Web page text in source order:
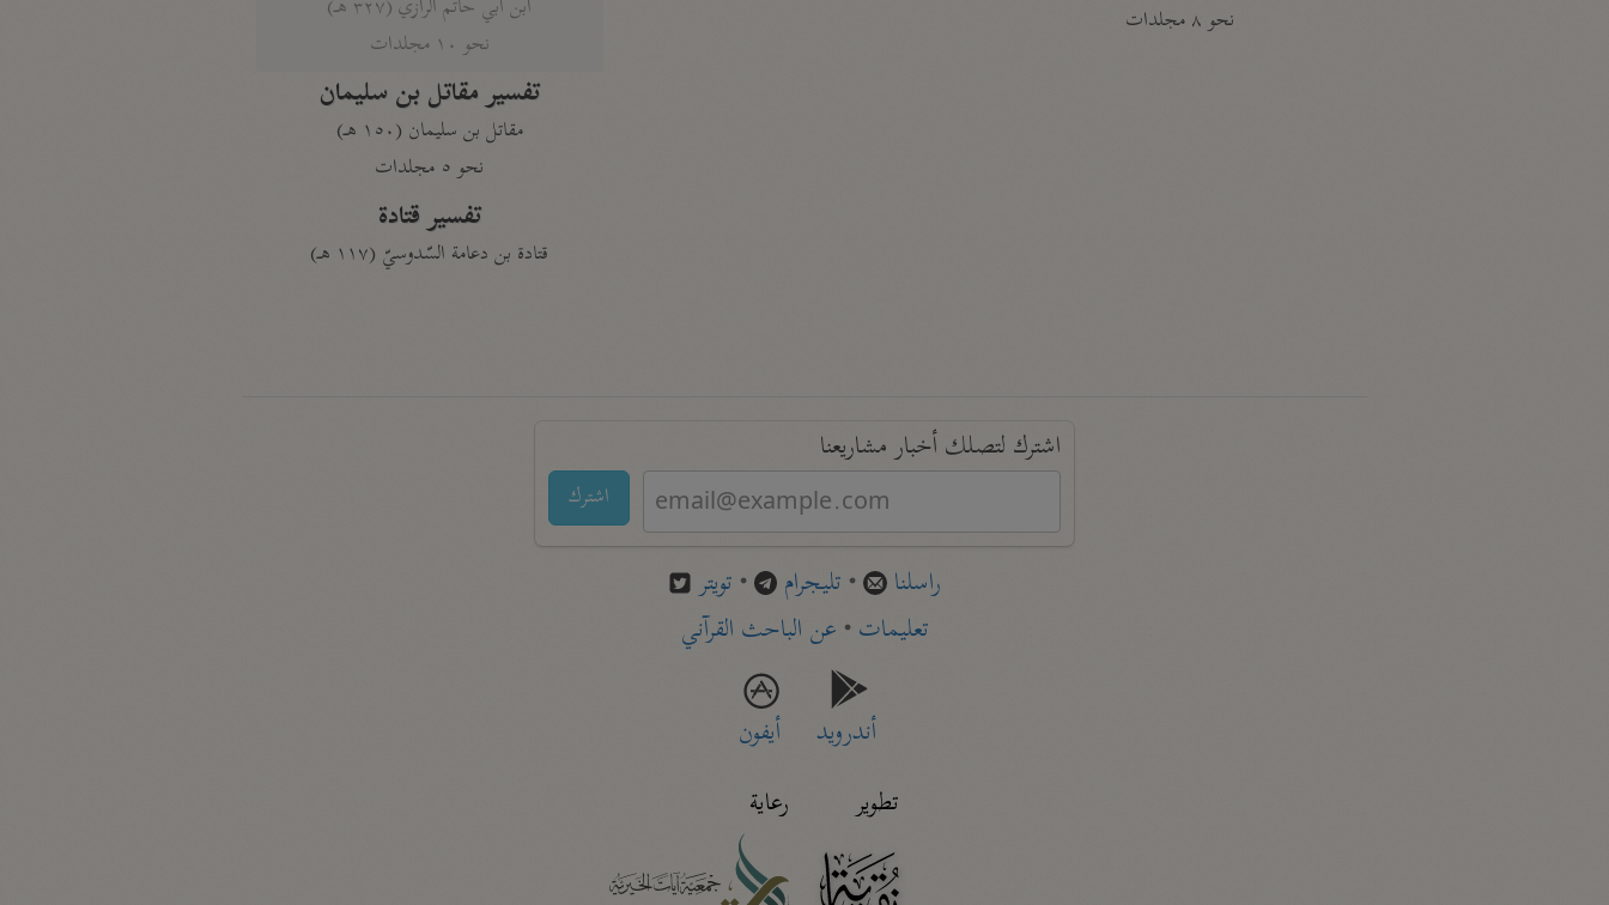
نحو ٨ مجلدات
ابن أبي حاتم الرازي (٣٢٧ هـ)
نحو ١٠ مجلدات
تفسير مقاتل بن سليمان
مقاتل بن سليمان (١٥٠ هـ)
نحو ٥ مجلدات
تفسير قتادة
قتادة بن دعامة السّدوسيّ (١١٧ هـ)
اشترك لتصلك أخبار مشاريعنا
اشترك
راسلنا • تليجرام • تويتر
تعليمات• عن الباحث القرآني
أندرويد
أيفون
تطوير
رعاية